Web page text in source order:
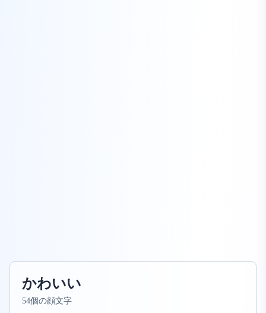
かわいい
54個の顔文字